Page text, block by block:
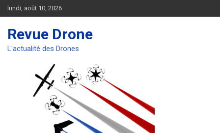
Aller
au
lundi, août 10, 2026
Revue Drone
L'actualité des Drones